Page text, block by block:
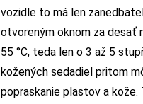
vozidle to má len
otvoreným oknom za desať
55 °C, teda len o 3 až 5
kožených sedadiel pritom
popraskanie plastov a